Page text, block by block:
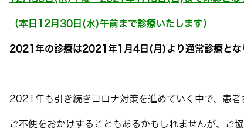
（本日12月30日(水)午前まで診療いたします）
2021年の診療は2021年1月4日(月)より通常診療とな
2021年も引き続きコロナ対策を進めていく中で、患者
ご不便をおかけすることもあるかもしれませんが、ご協